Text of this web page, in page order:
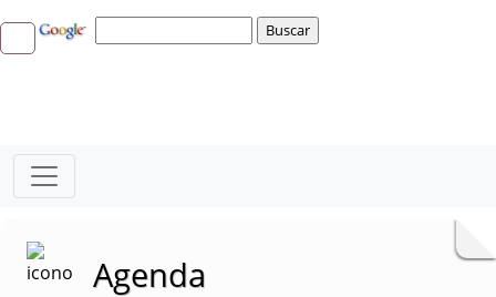
Agenda